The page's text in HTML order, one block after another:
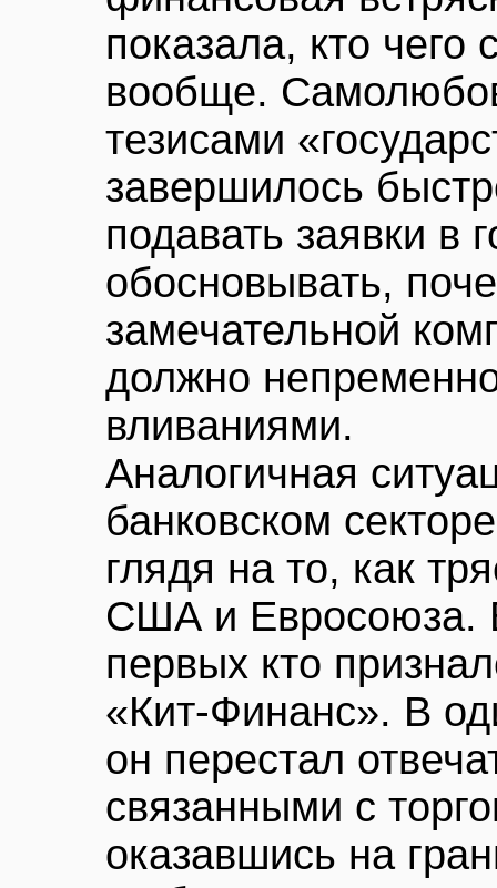
показала, кто чего
вообще.
тезисами
завершилось
подавать заявки в
обосновывать,
замечательной
должно
вливаниями.
Аналогичная
банковском
глядя на то, как
США и Евросоюза.
первых кто
«Кит-Финанс». В
он перестал
связанными с
оказавшись на